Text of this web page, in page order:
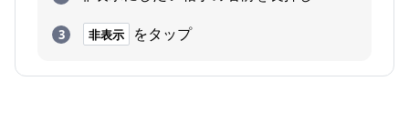
非表示 をタップ